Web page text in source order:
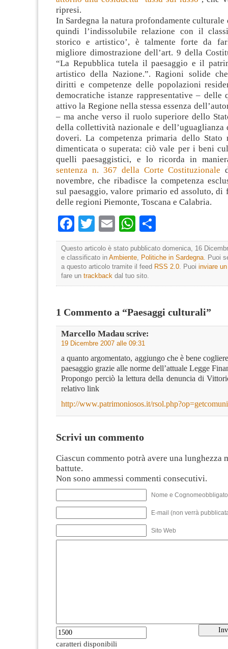
ripresi.
In Sardegna la natura profondamente culturale
quindi l’indissolubile relazione con il
storico e artistico’, è talmente forte da
migliore dimostrazione dell’art. 9 della
“La Repubblica tutela il paesaggio e il
artistico della Nazione.”. Ragioni solide
diritti e competenze delle popolazioni
democratiche istanze rappresentative – delle
attivo la Regione nella stessa essenza
– ma anche verso il ruolo superiore dello
della collettività nazionale e
doveri. La competenza primaria dello Stato
dimenticata o superata: ciò vale per i beni
quelli paesaggistici, e lo ricorda in
sentenza n. 367 della Corte Costituzionale
novembre, che ribadisce la competenza
sul paesaggio, valore primario ed assoluto, di
delle regioni Piemonte, Toscana e Calabria.
Facebook
TwitterEmailWhatsApp
Questo articolo è stato pubblicato domenica, 16
e classificato in Ambiente Politiche in Sardegna . Puoi
a questo articolo tramite il feed RSS 2.0 . Puoi inviare
fare un trackback dal tuo sito.
1 Commento a “Paesaggi culturali”
Marcello Madau scrive:
19 Dicembre 2007 alle 09:31
a quanto argomentato, aggiungo che è bene
paesaggio grazie alle norme dell’attuale Legge
Propongo perciò la lettura della denuncia di
relativo link
http://www.patrimoniosos.it/
Scrivi un commento
Ciascun commento potrà avere una lunghezza
battute.
Non sono ammessi commenti consecutivi.
Nome e
E-mail (non verrà
Sito Web
caratteri disponibili